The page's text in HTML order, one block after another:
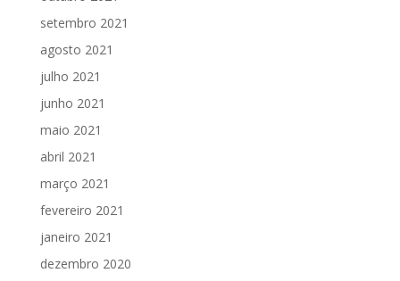
setembro 2021
agosto 2021
julho 2021
junho 2021
maio 2021
abril 2021
março 2021
fevereiro 2021
janeiro 2021
dezembro 2020